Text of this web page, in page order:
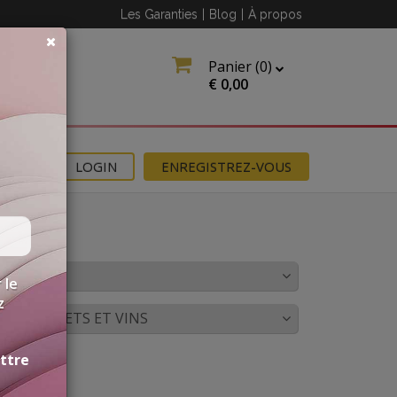
Les Garanties Blog À propos
Panier (0)
€ 0,00
ENREGISTREZ-VOUS
LOGIN
METS ET VINS
le